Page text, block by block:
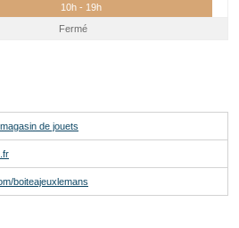
10h - 19h
Fermé
de jouets
boiteajeuxlemans